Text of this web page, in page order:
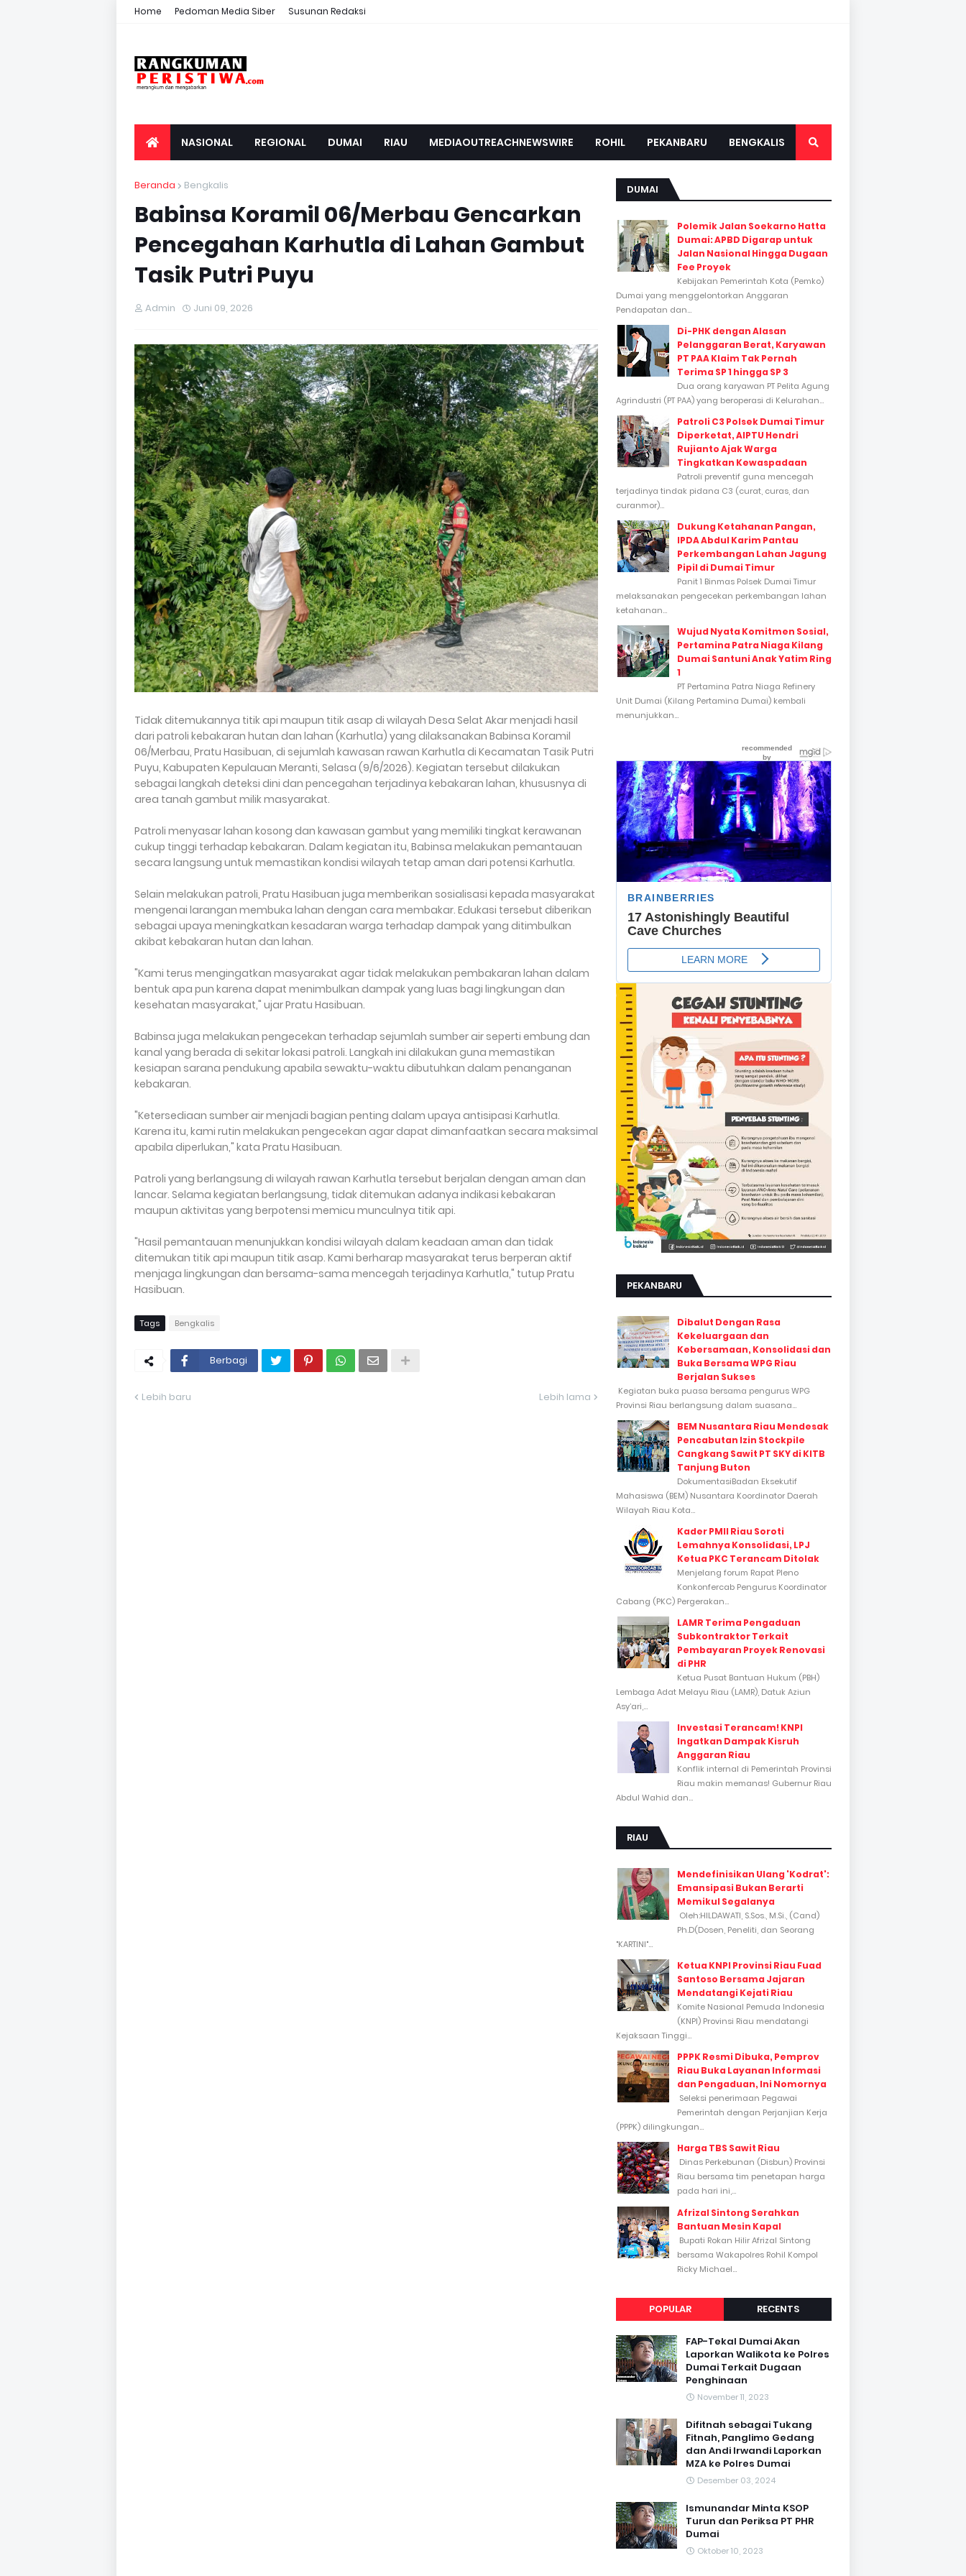
Home Pedoman Media Siber Susunan Redaksi
NASIONAL REGIONAL DUMAI RIAU MEDIAOUTREACHNEWSWIRE ROHIL PEKANBARU BENGKALIS
Beranda Bengkalis
Babinsa Koramil 06/Merbau Gencarkan
Pencegahan Karhutla di Lahan Gambut
Tasik Putri Puyu
Admin Juni 09, 2026
Tidak ditemukannya titik api maupun titik asap di wilayah Desa Selat Akar menjadi hasil
dari patroli kebakaran hutan dan lahan (Karhutla) yang dilaksanakan Babinsa Koramil
06/Merbau, Pratu Hasibuan, di sejumlah kawasan rawan Karhutla di Kecamatan Tasik Putri
Puyu, Kabupaten Kepulauan Meranti, Selasa (9/6/2026). Kegiatan tersebut dilakukan
sebagai langkah deteksi dini dan pencegahan terjadinya kebakaran lahan, khususnya di
area tanah gambut milik masyarakat.
Patroli menyasar lahan kosong dan kawasan gambut yang memiliki tingkat kerawanan
cukup tinggi terhadap kebakaran. Dalam kegiatan itu, Babinsa melakukan pemantauan
secara langsung untuk memastikan kondisi wilayah tetap aman dari potensi Karhutla.
Selain melakukan patroli, Pratu Hasibuan juga memberikan sosialisasi kepada masyarakat
mengenai larangan membuka lahan dengan cara membakar. Edukasi tersebut diberikan
sebagai upaya meningkatkan kesadaran warga terhadap dampak yang ditimbulkan
akibat kebakaran hutan dan lahan.
"Kami terus mengingatkan masyarakat agar tidak melakukan pembakaran lahan dalam
bentuk apa pun karena dapat menimbulkan dampak yang luas bagi lingkungan dan
kesehatan masyarakat," ujar Pratu Hasibuan.
Babinsa juga melakukan pengecekan terhadap sejumlah sumber air seperti embung dan
kanal yang berada di sekitar lokasi patroli. Langkah ini dilakukan guna memastikan
kesiapan sarana pendukung apabila sewaktu-waktu dibutuhkan dalam penanganan
kebakaran.
"Ketersediaan sumber air menjadi bagian penting dalam upaya antisipasi Karhutla.
Karena itu, kami rutin melakukan pengecekan agar dapat dimanfaatkan secara maksimal
apabila diperlukan," kata Pratu Hasibuan.
Patroli yang berlangsung di wilayah rawan Karhutla tersebut berjalan dengan aman dan
lancar. Selama kegiatan berlangsung, tidak ditemukan adanya indikasi kebakaran
maupun aktivitas yang berpotensi memicu munculnya titik api.
"Hasil pemantauan menunjukkan kondisi wilayah dalam keadaan aman dan tidak
ditemukan titik api maupun titik asap. Kami berharap masyarakat terus berperan aktif
menjaga lingkungan dan bersama-sama mencegah terjadinya Karhutla," tutup Pratu
Hasibuan.
Tags Bengkalis
Berbagi
Lebih baru Lebih lama
DUMAI
Polemik Jalan Soekarno Hatta
Dumai: APBD Digarap untuk
Jalan Nasional Hingga Dugaan
Fee Proyek
Kebijakan Pemerintah Kota (Pemko)
Dumai yang menggelontorkan Anggaran
Pendapatan dan...
Di-PHK dengan Alasan
Pelanggaran Berat, Karyawan
PT PAA Klaim Tak Pernah
Terima SP 1 hingga SP 3
Dua orang karyawan PT Pelita Agung
Agrindustri (PT PAA) yang beroperasi di Kelurahan...
Patroli C3 Polsek Dumai Timur
Diperketat, AIPTU Hendri
Rujianto Ajak Warga
Tingkatkan Kewaspadaan
Patroli preventif guna mencegah
terjadinya tindak pidana C3 (curat, curas, dan
curanmor)...
Dukung Ketahanan Pangan,
IPDA Abdul Karim Pantau
Perkembangan Lahan Jagung
Pipil di Dumai Timur
Panit 1 Binmas Polsek Dumai Timur
melaksanakan pengecekan perkembangan lahan
ketahanan...
Wujud Nyata Komitmen Sosial,
Pertamina Patra Niaga Kilang
Dumai Santuni Anak Yatim Ring
1
PT Pertamina Patra Niaga Refinery
Unit Dumai (Kilang Pertamina Dumai) kembali
menunjukkan...
PEKANBARU
Dibalut Dengan Rasa
Kekeluargaan dan
Kebersamaan, Konsolidasi dan
Buka Bersama WPG Riau
Berjalan Sukses
Kegiatan buka puasa bersama pengurus WPG
Provinsi Riau berlangsung dalam suasana...
BEM Nusantara Riau Mendesak
Pencabutan Izin Stockpile
Cangkang Sawit PT SKY di KITB
Tanjung Buton
DokumentasiBadan Eksekutif
Mahasiswa (BEM) Nusantara Koordinator Daerah
Wilayah Riau Kota...
Kader PMII Riau Soroti
Lemahnya Konsolidasi, LPJ
Ketua PKC Terancam Ditolak
Menjelang forum Rapat Pleno
Konkonfercab Pengurus Koordinator
Cabang (PKC) Pergerakan...
LAMR Terima Pengaduan
Subkontraktor Terkait
Pembayaran Proyek Renovasi
di PHR
Ketua Pusat Bantuan Hukum (PBH)
Lembaga Adat Melayu Riau (LAMR), Datuk Aziun
Asy’ari,...
Investasi Terancam! KNPI
Ingatkan Dampak Kisruh
Anggaran Riau
Konflik internal di Pemerintah Provinsi
Riau makin memanas! Gubernur Riau
Abdul Wahid dan...
RIAU
Mendefinisikan Ulang 'Kodrat':
Emansipasi Bukan Berarti
Memikul Segalanya
Oleh:HILDAWATI, S.Sos., M.Si., (Cand)
Ph.D(Dosen, Peneliti, dan Seorang
"KARTINI"...
Ketua KNPI Provinsi Riau Fuad
Santoso Bersama Jajaran
Mendatangi Kejati Riau
Komite Nasional Pemuda Indonesia
(KNPI) Provinsi Riau mendatangi
Kejaksaan Tinggi...
PPPK Resmi Dibuka, Pemprov
Riau Buka Layanan Informasi
dan Pengaduan, Ini Nomornya
Seleksi penerimaan Pegawai
Pemerintah dengan Perjanjian Kerja
(PPPK) dilingkungan...
Harga TBS Sawit Riau
Dinas Perkebunan (Disbun) Provinsi
Riau bersama tim penetapan harga
pada hari ini,...
Afrizal Sintong Serahkan
Bantuan Mesin Kapal
Bupati Rokan Hilir Afrizal Sintong
bersama Wakapolres Rohil Kompol
Ricky Michael...
POPULAR RECENTS
FAP-Tekal Dumai Akan
Laporkan Walikota ke Polres
Dumai Terkait Dugaan
Penghinaan
November 11, 2023
Difitnah sebagai Tukang
Fitnah, Panglimo Gedang
dan Andi Irwandi Laporkan
MZA ke Polres Dumai
Desember 03, 2024
Ismunandar Minta KSOP
Turun dan Periksa PT PHR
Dumai
Oktober 10, 2023